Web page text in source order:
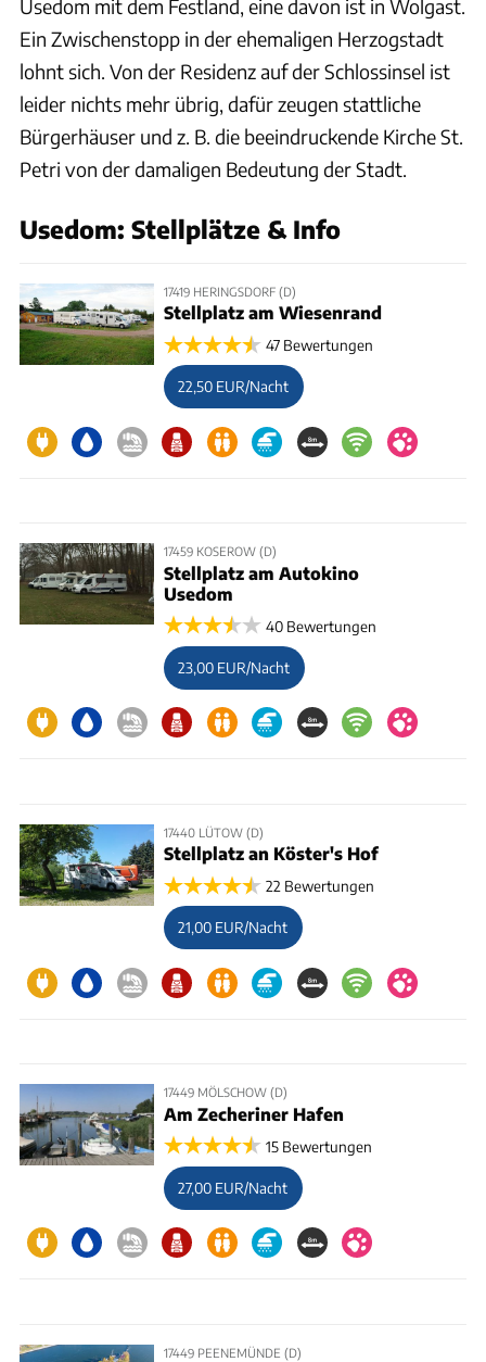
Usedom mit dem Festland, eine davon ist in Wolgast.
Ein Zwischenstopp in der ehemaligen Herzogstadt
lohnt sich. Von der Residenz auf der Schlossinsel ist
leider nichts mehr übrig, dafür zeugen stattliche
Bürgerhäuser und z. B. die beeindruckende Kirche St.
Petri von der damaligen Bedeutung der Stadt.
Usedom: Stellplätze & Info
17419 HERINGSDORF (D)
Stellplatz am Wiesenrand
47 Bewertungen
22,50 EUR/Nacht
17459 KOSEROW (D)
Stellplatz am Autokino
Usedom
40 Bewertungen
23,00 EUR/Nacht
17440 LÜTOW (D)
Stellplatz an Köster's Hof
22 Bewertungen
21,00 EUR/Nacht
17449 MÖLSCHOW (D)
Am Zecheriner Hafen
15 Bewertungen
27,00 EUR/Nacht
17449 PEENEMÜNDE (D)